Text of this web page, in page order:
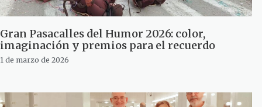
Gran Pasacalles del Humor 2026: color,
imaginación y premios para el recuerdo
1 de marzo de 2026